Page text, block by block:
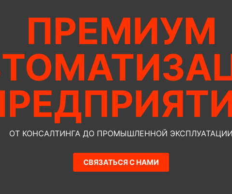
ПРЕМИУМ
ОТ КОНСАЛТИНГА ДО ПРОМЫШЛЕННОЙ ЭКСПЛУАТАЦИИ
СВЯЗАТЬСЯ С НАМИ